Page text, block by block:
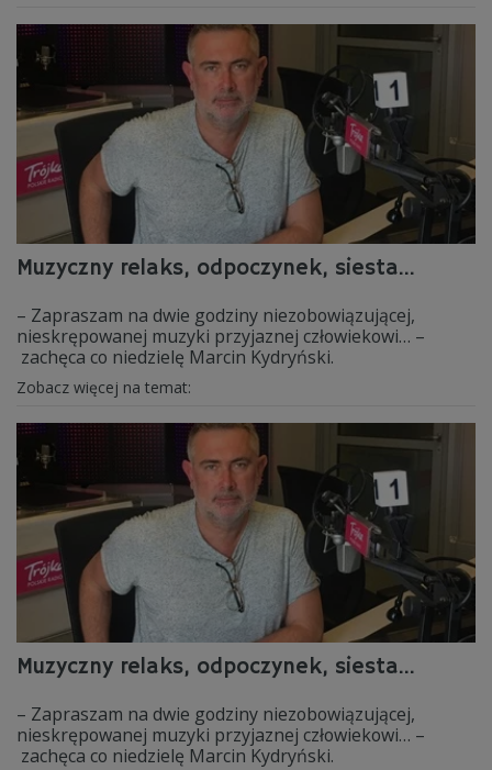
Muzyczny relaks, odpoczynek, siesta...
– Zapraszam na dwie godziny niezobowiązującej,
nieskrępowanej muzyki przyjaznej człowiekowi… –
zachęca co niedzielę Marcin Kydryński.
Zobacz więcej na temat:
Muzyczny relaks, odpoczynek, siesta...
– Zapraszam na dwie godziny niezobowiązującej,
nieskrępowanej muzyki przyjaznej człowiekowi… –
zachęca co niedzielę Marcin Kydryński.